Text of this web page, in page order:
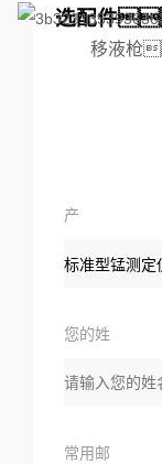
选配件
移液枪
产
品
您的姓
名：
常用邮